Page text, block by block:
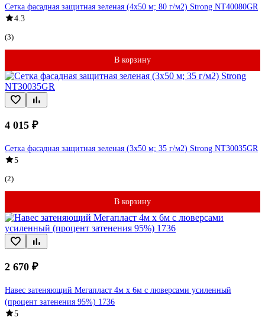
Сетка фасадная защитная зеленая (4x50 м; 80 г/м2) Strong NT40080GR
4.3
(3)
В корзину
4 015 ₽
Сетка фасадная защитная зеленая (3x50 м; 35 г/м2) Strong NT30035GR
5
(2)
В корзину
2 670 ₽
Навес затеняющий Мегапласт 4м х 6м с люверсами усиленный
(процент затенения 95%) 1736
5